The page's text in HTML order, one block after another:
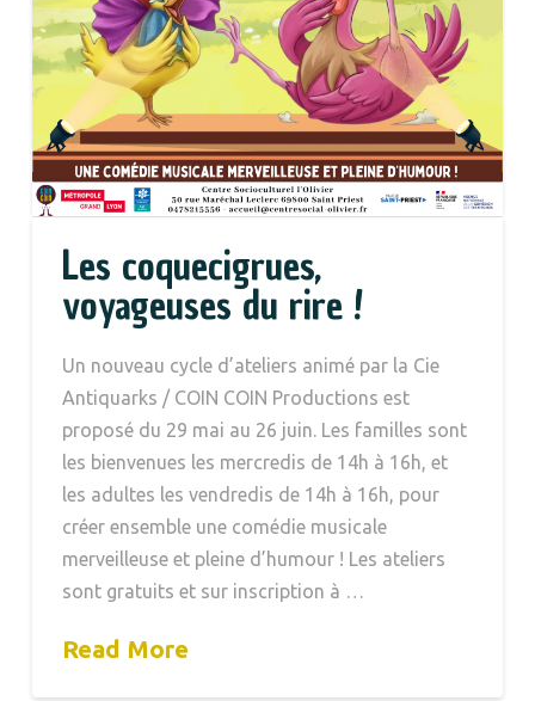
Les coquecigrues,
voyageuses du rire !
Un nouveau cycle d’ateliers animé par la Cie
Antiquarks / COIN COIN Productions est
proposé du 29 mai au 26 juin. Les familles sont
les bienvenues les mercredis de 14h à 16h, et
les adultes les vendredis de 14h à 16h, pour
créer ensemble une comédie musicale
merveilleuse et pleine d’humour ! Les ateliers
sont gratuits et sur inscription à …
Read More